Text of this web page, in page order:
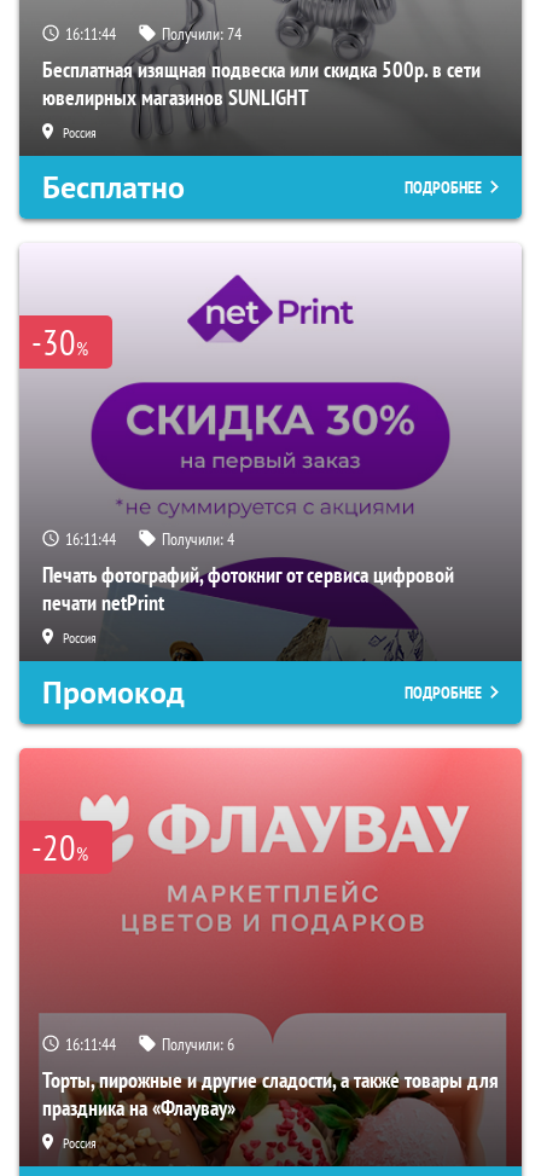
16:11:43 Получили:74
Бесплатная изящная подвеска или скидка 500р. в сети
ювелирных магазинов SUNLIGHT
Россия
Бесплатно ПОДРОБНЕЕ
-30%
16:11:43 Получили:4
Печать фотографий, фотокниг от сервиса цифровой
печати netPrint
Россия
Промокод ПОДРОБНЕЕ
-20%
16:11:43 Получили:6
Торты, пирожные и другие сладости, а также товары для
праздника на «Флаувау»
Россия